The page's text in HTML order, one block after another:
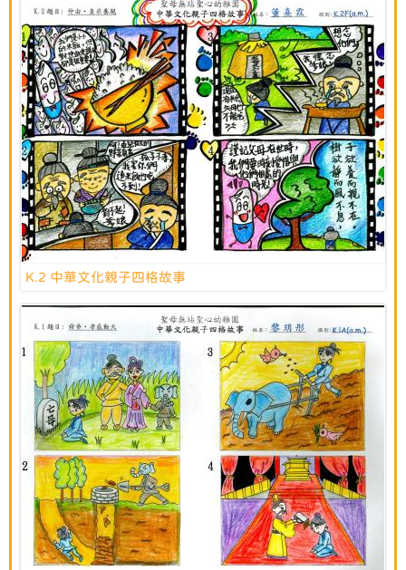
K.2 中華文化親子四格故事